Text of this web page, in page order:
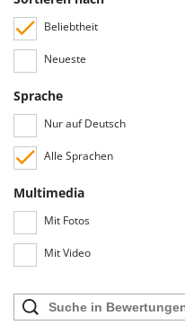
Trev - Abrek - TecnoVIR
Trotec
Troy-Bilt
U
Unger
V
Verdemax
Volpi
Beliebtheit
Neueste
Sprache
Nur auf Deutsch
Alle Sprachen
Multimedia
Mit Fotos
Mit Video